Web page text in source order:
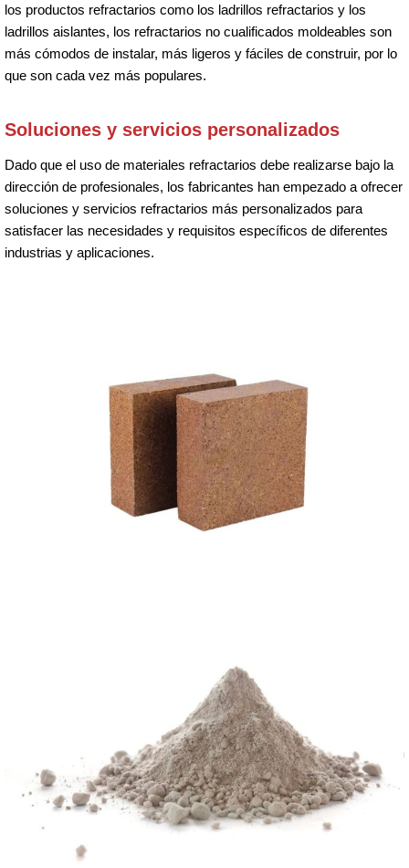
los productos refractarios como los ladrillos refractarios y los
ladrillos aislantes, los refractarios no cualificados moldeables son
más cómodos de instalar, más ligeros y fáciles de construir, por lo
que son cada vez más populares.
Soluciones y servicios personalizados
Dado que el uso de materiales refractarios debe realizarse bajo la
dirección de profesionales, los fabricantes han empezado a ofrecer
soluciones y servicios refractarios más personalizados para
satisfacer las necesidades y requisitos específicos de diferentes
industrias y aplicaciones.